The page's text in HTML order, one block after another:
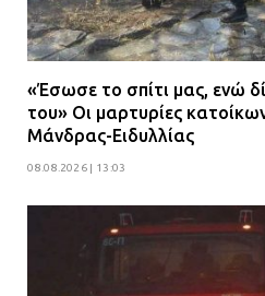
«Έσωσε το σπίτι μας, ενώ
του» Οι μαρτυρίες
Μάνδρας-Ειδυλλίας
08.08.2026 | 13:03